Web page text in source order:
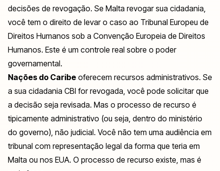
decisões de revogação. Se Malta revogar sua cidadania,
você tem o direito de levar o caso ao Tribunal Europeu de
Direitos Humanos sob a Convenção Europeia de Direitos
Humanos. Este é um controle real sobre o poder
governamental.
Nações do Caribe oferecem recursos administrativos. Se
a sua cidadania CBI for revogada, você pode solicitar que
a decisão seja revisada. Mas o processo de recurso é
tipicamente administrativo (ou seja, dentro do ministério
do governo), não judicial. Você não tem uma audiência em
tribunal com representação legal da forma que teria em
Malta ou nos EUA. O processo de recurso existe, mas é